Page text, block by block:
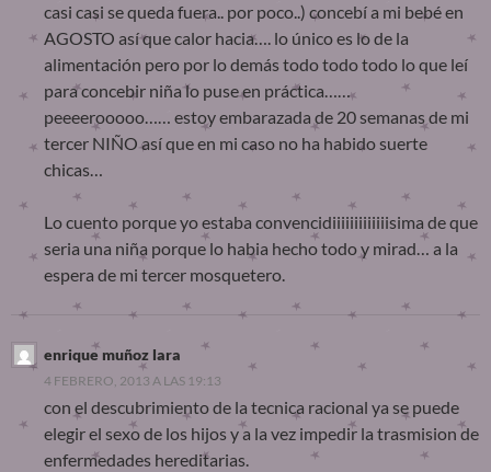
casi casi se queda fuera.. por poco..) concebí a mi bebé en
AGOSTO así que calor hacia…. lo único es lo de la
alimentación pero por lo demás todo todo todo lo que leí
para concebir niña lo puse en práctica……
peeeerooooo…… estoy embarazada de 20 semanas de mi
tercer NIÑO así que en mi caso no ha habido suerte
chicas…
Lo cuento porque yo estaba convencidiiiiiiiiiiiiisima de que
seria una niña porque lo habia hecho todo y mirad… a la
espera de mi tercer mosquetero.
enrique muñoz lara
4 FEBRERO, 2013 A LAS 19:13
con el descubrimiento de la tecnica racional ya se puede
elegir el sexo de los hijos y a la vez impedir la trasmision de
enfermedades hereditarias.